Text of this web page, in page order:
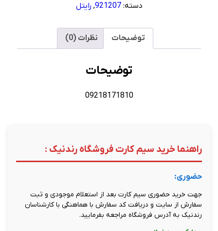
دسته:921207
, رایتل
توضیحات نظرات (0)
توضیحات
09218171810
راهنما خرید سیم کارت فروشگاه رندنیک :
حضوری:
جهت خرید حضوری سیم کارت بعد از استعلام موجودی و ثبت
سفارش از سایت و دریافت کد سفارش با هماهنگی با کارشناسان
رندنیک به آدرس فروشگاه مراجعه بفرمایید.